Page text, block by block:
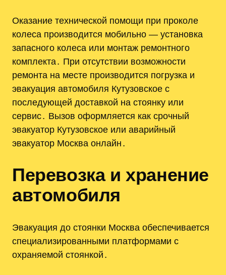
Оказание технической помощи при проколе
колеса производится мобильно — установка
запасного колеса или монтаж ремонтного
комплекта․ При отсутствии возможности
ремонта на месте производится погрузка и
эвакуация автомобиля Кутузовское с
последующей доставкой на стоянку или
сервис․ Вызов оформляется как срочный
эвакуатор Кутузовское или аварийный
эвакуатор Москва онлайн․
Перевозка и хранение
автомобиля
Эвакуация до стоянки Москва обеспечивается
специализированными платформами с
охраняемой стоянкой․